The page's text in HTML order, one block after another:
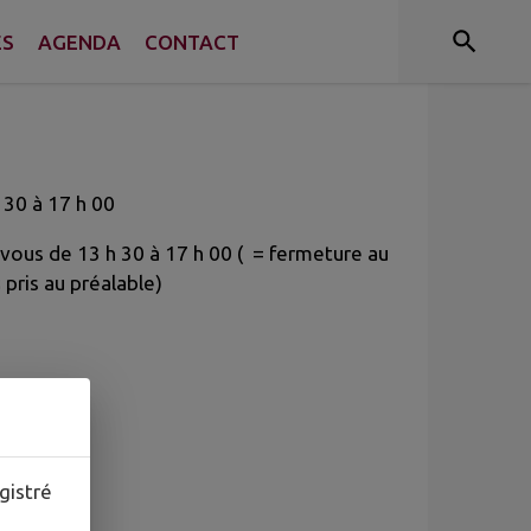
AGENDA CONTACT
à 17 h 00
de 13 h 30 à 17 h 00 ( = fermeture au
au préalable)